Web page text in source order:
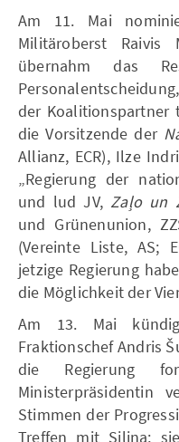
Am 11. Mai
Militäroberst
übernahm das
der Koalitionspartner
die Vorsitzende der
Allianz, ECR), Ilze
„Regierung der
und lud JV, Zaļo un
und Grünenunion,
(Vereinte Liste, AS;
jetzige Regierung
die Möglichkeit der
Am 13. Mai
Fraktionschef Andris
die Regierung
Ministerpräsidentin
Stimmen der
Treffen mit Siliņa;